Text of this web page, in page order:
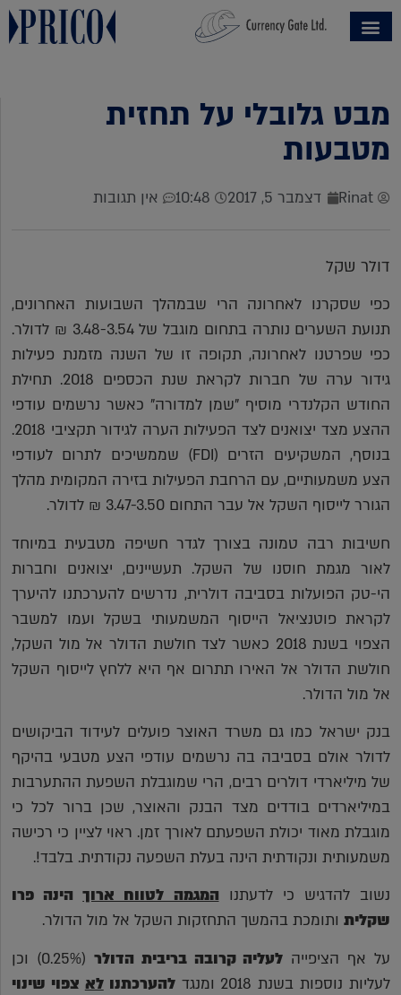
מבט גלובלי על תחזית
מטבעות
Rinat דצמבר 5, 2017 10:48 אין תגובות
דולר שקל
כפי שסקרנו לאחרונה הרי שבמהלך השבועות האחרונים,
תנועת השערים נותרה בתחום מוגבל של 3.48-3.54 ₪ לדולר.
כפי שפרטנו לאחרונה, תקופה זו של השנה מזמנת פעילות
גידור ערה של חברות לקראת שנת הכספים 2018. תחילת
החודש הקלנדרי מוסיף "שמן למדורה" כאשר נרשמים עודפי
ההצע מצד יצואנים לצד הפעילות הערה לגידור תקציבי 2018.
בנוסף, המשקיעים הזרים (FDI) שממשיכים לתרום לעודפי
הצע משמעותיים, עם הרחבת הפעילות בזירה המקומית מהלך
הגורר לייסוף השקל אל עבר התחום 3.47-3.50 ₪ לדולר.
חשיבות רבה טמונה בצורך לגדר חשיפה מטבעית במיוחד
לאור מגמת חוסנו של השקל. תעשיינים, יצואנים וחברות
הי-טק הפועלות בסביבה דולרית, נדרשים להערכתנו להיערך
לקראת פוטנציאל הייסוף המשמעותי בשקל ועמו למשבר
הצפוי בשנת 2018 כאשר לצד חולשת הדולר אל מול השקל,
חולשת הדולר אל האירו תתרום אף היא ללחץ לייסוף השקל
אל מול הדולר.
בנק ישראל כמו גם משרד האוצר פועלים לעידוד הביקושים
לדולר אולם בסביבה בה נרשמים עודפי הצע מטבעי בהיקף
של מיליארדי דולרים רבים, הרי שמוגבלת השפעת ההתערבות
במיליארדים בודדים מצד הבנק והאוצר, שכן ברור לכל כי
מוגבלת מאוד יכולת השפעתם לאורך זמן. ראוי לציין כי רכישה
משמעותית ונקודתית הינה בעלת השפעה נקודתית. בלבד!.
נשוב להדגיש כי לדעתנו המגמה לטווח ארוךהינה פרו
שקלית ותומכת בהמשך התחזקות השקל אל מול הדולר.
על אף הציפייה לעליה קרובה בריבית הדולר
(0.25%) וכן
לעליות נוספות בשנת 2018 ומנגד
להערכתנולא צפוי שינוי